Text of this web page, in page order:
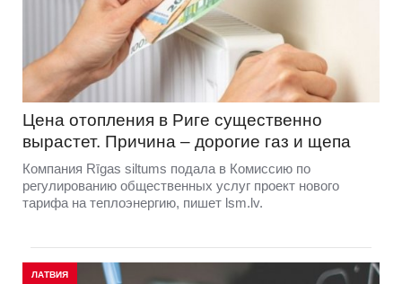
Цена отопления в Риге существенно
вырастет. Причина – дорогие газ и щепа
Компания Rīgas siltums подала в Комиссию по
регулированию общественных услуг проект нового
тарифа на теплоэнергию, пишет lsm.lv.
ЛАТВИЯ